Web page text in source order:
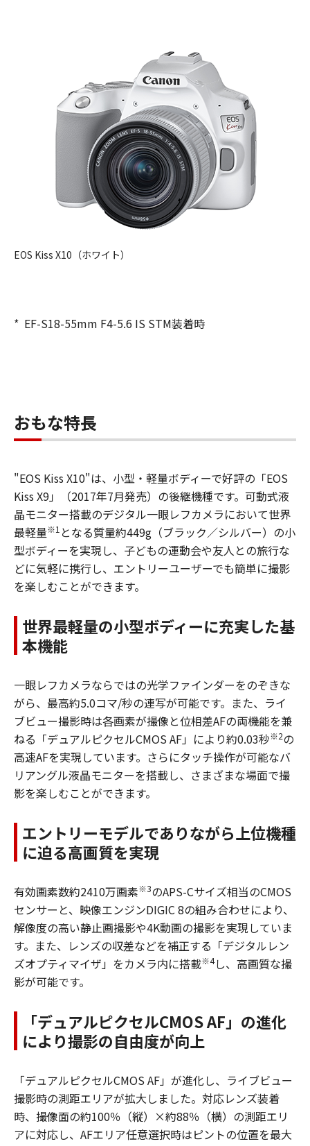
EOS Kiss X10（ホワイト）
* EF-S18-55mm F4-5.6 IS STM装着時
おもな特長
"EOS Kiss X10"は、小型・軽量ボディーで好評の「EOS
Kiss X9」（2017年7月発売）の後継機種です。可動式液
晶モニター搭載のデジタル一眼レフカメラにおいて世界
最軽量※1 となる質量約449g（ブラック／シルバー）の小
型ボディーを実現し、子どもの運動会や友人との旅行な
どに気軽に携行し、エントリーユーザーでも簡単に撮影
を楽しむことができます。
世界最軽量の小型ボディーに充実した基
本機能
一眼レフカメラならではの光学ファインダーをのぞきな
がら、最高約5.0コマ/秒の連写が可能です。また、ライ
ブビュー撮影時は各画素が撮像と位相差AFの両機能を兼
ねる「デュアルピクセルCMOS AF」により約0.03秒※2の
高速AFを実現しています。さらにタッチ操作が可能なバ
リアングル液晶モニターを搭載し、さまざまな場面で撮
影を楽しむことができます。
エントリーモデルでありながら上位機種
に迫る高画質を実現
有効画素数約2410万画素※3のAPS-Cサイズ相当のCMOS
センサーと、映像エンジンDIGIC 8の組み合わせにより、
解像度の高い静止画撮影や4K動画の撮影を実現していま
す。また、レンズの収差などを補正する「デジタルレン
ズオプティマイザ」をカメラ内に搭載※4し、高画質な撮
影が可能です。
「デュアルピクセルCMOS AF」の進化
により撮影の自由度が向上
「デュアルピクセルCMOS AF」が進化し、ライブビュー
撮影時の測距エリアが拡大しました。対応レンズ装着
時、撮像面の約100％（縦）×約88％（横）の測距エリ
アに対応し、AFエリア任意選択時はピントの位置を最大